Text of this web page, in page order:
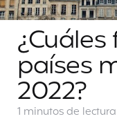
países
2022?
1 minutosde lectura